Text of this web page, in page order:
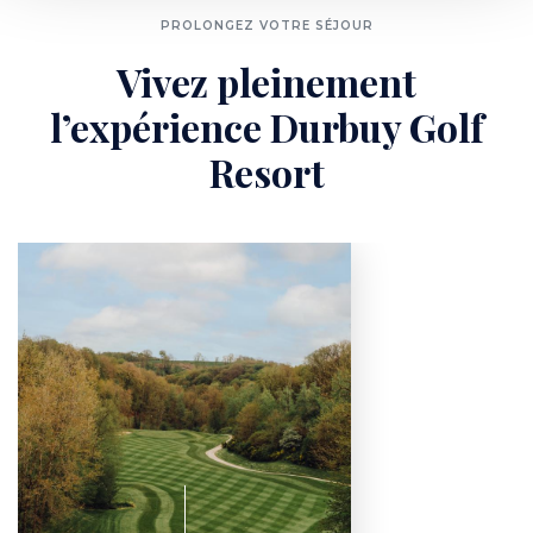
PROLONGEZ VOTRE SÉJOUR
Vivez pleinement
l’expérience Durbuy Golf
Resort